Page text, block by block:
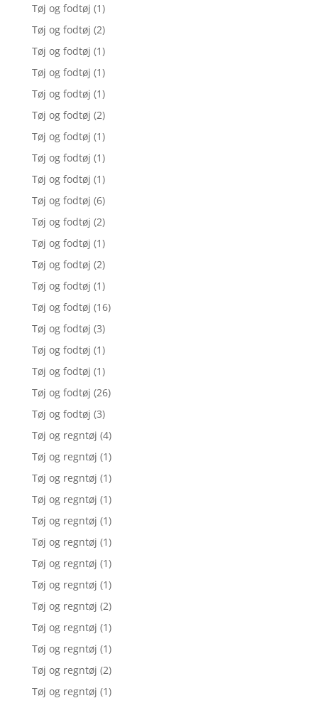
Tøj og fodtøj (1)
Tøj og fodtøj (2)
Tøj og fodtøj (1)
Tøj og fodtøj (1)
Tøj og fodtøj (1)
Tøj og fodtøj (2)
Tøj og fodtøj (1)
Tøj og fodtøj (1)
Tøj og fodtøj (1)
Tøj og fodtøj (6)
Tøj og fodtøj (2)
Tøj og fodtøj (1)
Tøj og fodtøj (2)
Tøj og fodtøj (1)
Tøj og fodtøj (16)
Tøj og fodtøj (3)
Tøj og fodtøj (1)
Tøj og fodtøj (1)
Tøj og fodtøj (26)
Tøj og fodtøj (3)
Tøj og regntøj (4)
Tøj og regntøj (1)
Tøj og regntøj (1)
Tøj og regntøj (1)
Tøj og regntøj (1)
Tøj og regntøj (1)
Tøj og regntøj (1)
Tøj og regntøj (1)
Tøj og regntøj (2)
Tøj og regntøj (1)
Tøj og regntøj (1)
Tøj og regntøj (2)
Tøj og regntøj (1)